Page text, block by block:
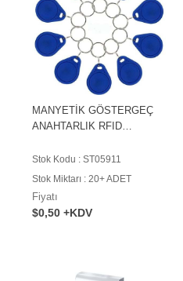
MANYETİK GÖSTERGEÇ
ANAHTARLIK RFID
Stok Kodu : ST05911
Stok Miktarı : 20+ ADET
Fiyatı
$0,50 +KDV